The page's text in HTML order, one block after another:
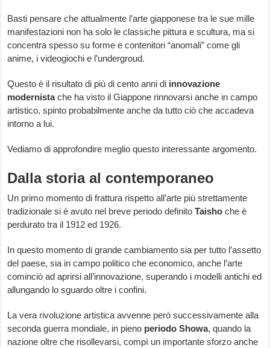
Basti pensare che attualmente l’arte giapponese tra le sue mille
manifestazioni non ha solo le classiche pittura e scultura, ma si
concentra spesso su forme e contenitori “anomali” come gli
anime, i videogiochi e l’undergroud.
Questo è il risultato di più di cento anni di innovazione
modernistache ha visto il Giappone rinnovarsi anche in campo
artistico, spinto probabilmente anche da tutto ciò che accadeva
intorno a lui.
Vediamo di approfondire meglio questo interessante argomento.
Dalla storia al contemporaneo
Un primo momento di frattura rispetto all’arte più strettamente
tradizionale si è avuto nel breve periodo definitoTaisho che è
perdurato tra il 1912 ed 1926.
In questo momento di grande cambiamento sia per tutto l’assetto
del paese, sia in campo politico che economico, anche l’arte
cominciò ad aprirsi all’innovazione, superando i modelli antichi ed
allungando lo sguardo oltre i confini.
La vera rivoluzione artistica avvenne però successivamente alla
seconda guerra mondiale, in pieno periodo Showa, quando la
nazione oltre che risollevarsi, compì un importante sforzo anche